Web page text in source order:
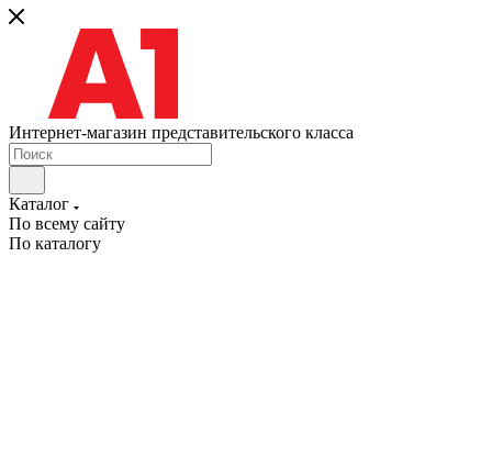
Интернет-магазин представительского класса
Каталог
По всему сайту
По каталогу